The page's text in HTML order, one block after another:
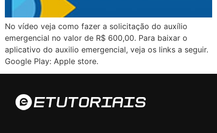
No vídeo veja como fazer a solicitação do auxílio
emergencial no valor de R$ 600,00. Para baixar o
aplicativo do auxilio emergencial, veja os links a seguir.
Google Play: Apple store.